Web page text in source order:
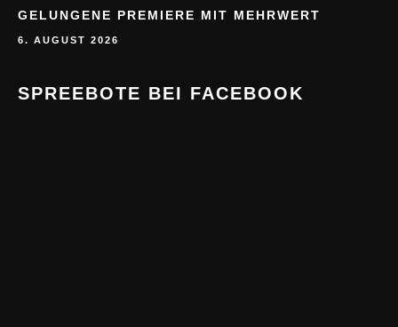
GELUNGENE PREMIERE MIT MEHRWERT
6. AUGUST 2026
SPREEBOTE BEI FACEBOOK